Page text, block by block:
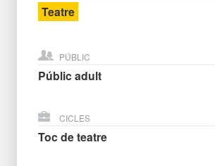
Teatre
PÚBLIC
Públic adult
CICLES
Toc de teatre